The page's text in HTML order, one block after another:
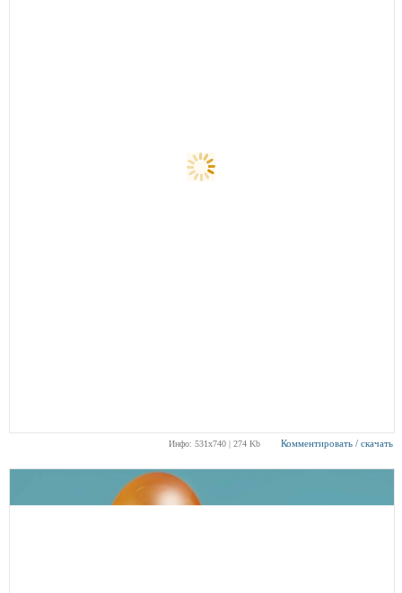
Инфо: 531х740 | 274 Kb Комментировать / скачать